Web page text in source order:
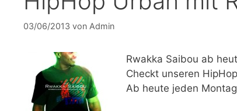
03/06/2013 von Admin
Rwakka Saibou ab
Checkt unseren
Ab heute jeden